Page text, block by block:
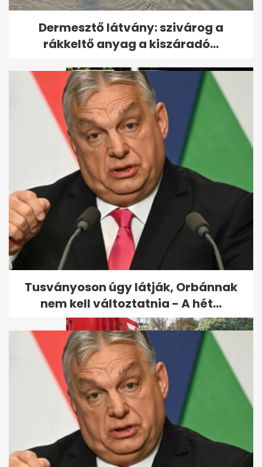
Friss hírek az intenzív
osztályon ápolt Sallai Nóráról
Vérampullák szóródtak szét
forgalmas hazai főutakon
egy...
Dermesztő látvány: szivárog a
rákkeltő anyag a kiszáradó...
Tusványoson úgy látják, Orbánnak
nem kell változtatnia - A hét...